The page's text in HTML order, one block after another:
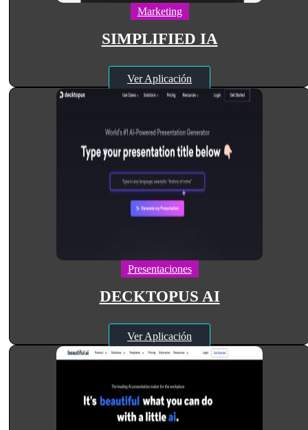
Marketing
SIMPLIFIED IA
Ver Aplicación
Presentaciones
DECKTOPUS AI
Ver Aplicación